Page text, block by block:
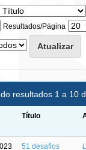
Resultados/Página
resultados 1 a 10
Título
51 desafios